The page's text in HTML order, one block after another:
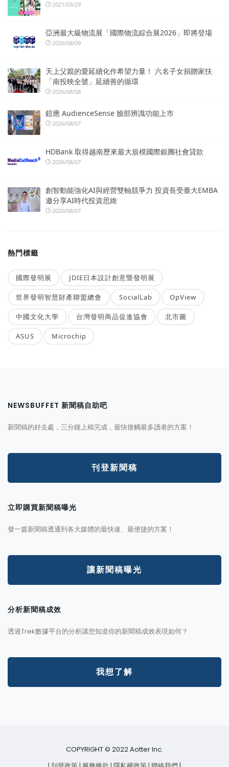
2021/03/29
亞洲最大級物流展「國際物流綜合展2026」即將登場
2026/08/09
天上父親的愛延續化作希望力量！ 六名子女捐贈家扶
「南投映全號」延續善的循環
2026/08/08
鎧應 AudienceSense 臉部辨識功能上市
2026/08/07
HDBank 取得越南歷來最大規模國際銀團社會貸款
2026/08/07
創智動能強化AI與經營雙軸競爭力 投資長受臺大EMBA
邀分享AI時代投資思維
2026/08/07
熱門標籤
國際發明展 JDIE日本設計創意暨發明展
世界發明智慧財產聯盟總會 SocialLab OpView
中國文化大學 台灣發明商品促進協會 北市圖
ASUS Microchip
NEWSBUFFET 新聞稿自助吧
新聞稿的好去處，三分鐘上稿完成，最快接觸最多讀者的方案！
刊登新聞稿
立即購買新聞稿曝光
發一篇新聞稿透通到各大媒體的最快速、最便捷的方案！
讓新聞稿曝光
分析新聞稿成效
透過Trek數據平台的分析讓您知道你的新聞稿成效表現如何？
我想了解
COPYRIGHT © 2022 Aotter Inc.